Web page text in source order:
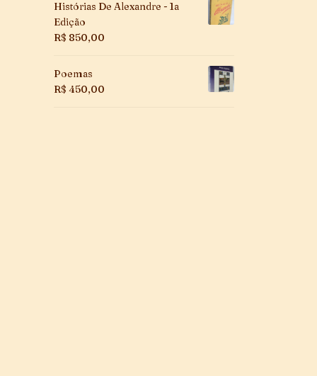
Histórias De Alexandre - 1a
Edição
R$ 850,00
Poemas
R$ 450,00